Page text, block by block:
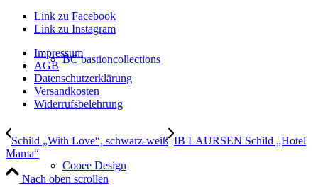
BC bastioncollections
Cooee Design
Link zu Facebook
Link zu Instagram
Impressum
AGB
Datenschutzerklärung
Versandkosten
Widerrufsbelehrung
Schild „With Love“, schwarz-weiß IB LAURSEN Schild „Hotel
Mama“
Nach oben scrollen